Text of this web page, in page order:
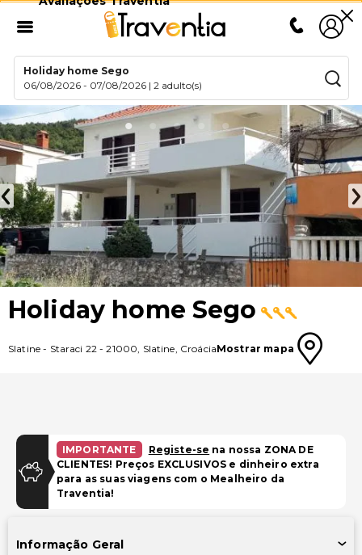
Holiday home Sego
06/08/2026 - 07/08/2026 |2 adulto(s)
Holiday home Sego
Slatine - Staraci 22 -21000, Slatine, CroáciaMostrar mapa
IMPORTANTE Registe-se na nossa ZONA DE
CLIENTES! Preços EXCLUSIVOS e dinheiro extra
para as suas viagens com o Mealheiro da
Traventia!
Informação Geral